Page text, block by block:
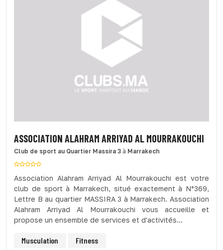
ASSOCIATION ALAHRAM ARRIYAD AL MOURRAKOUCHI
Club de sport au Quartier Massira 3 à Marrakech
Association Alahram Arriyad Al Mourrakouchi est votre
club de sport à Marrakech, situé exactement à N°369,
Lettre B au quartier MASSIRA 3 à Marrakech. Association
Alahram Arriyad Al Mourrakouchi vous accueille et
propose un ensemble de services et d'activités...
Musculation Fitness